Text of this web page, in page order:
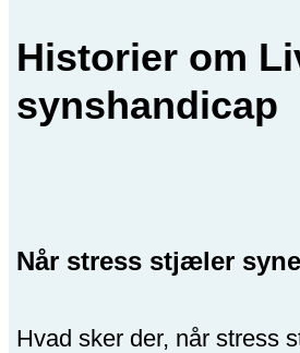
Historier om
synshandicap
Når stress stjæler
Hvad sker der, når stress